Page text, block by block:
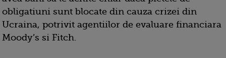
obligatiuni sunt blocate din cauza crizei din
Ucraina, potrivit agentiilor de evaluare financiara
Moody’s si Fitch.